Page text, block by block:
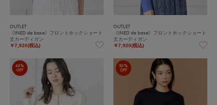
OUTLET
《INED de base》フロントホックショート
丈カーディガン
￥7,920(税込)
OUTLET
《INED de base》フロントホックショート
丈カーディガン
￥7,920(税込)
40%
OFF
50%
OFF